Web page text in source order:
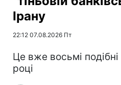
Ірану
22:12 07.08.2026 Пт
Це вже восьмі
році